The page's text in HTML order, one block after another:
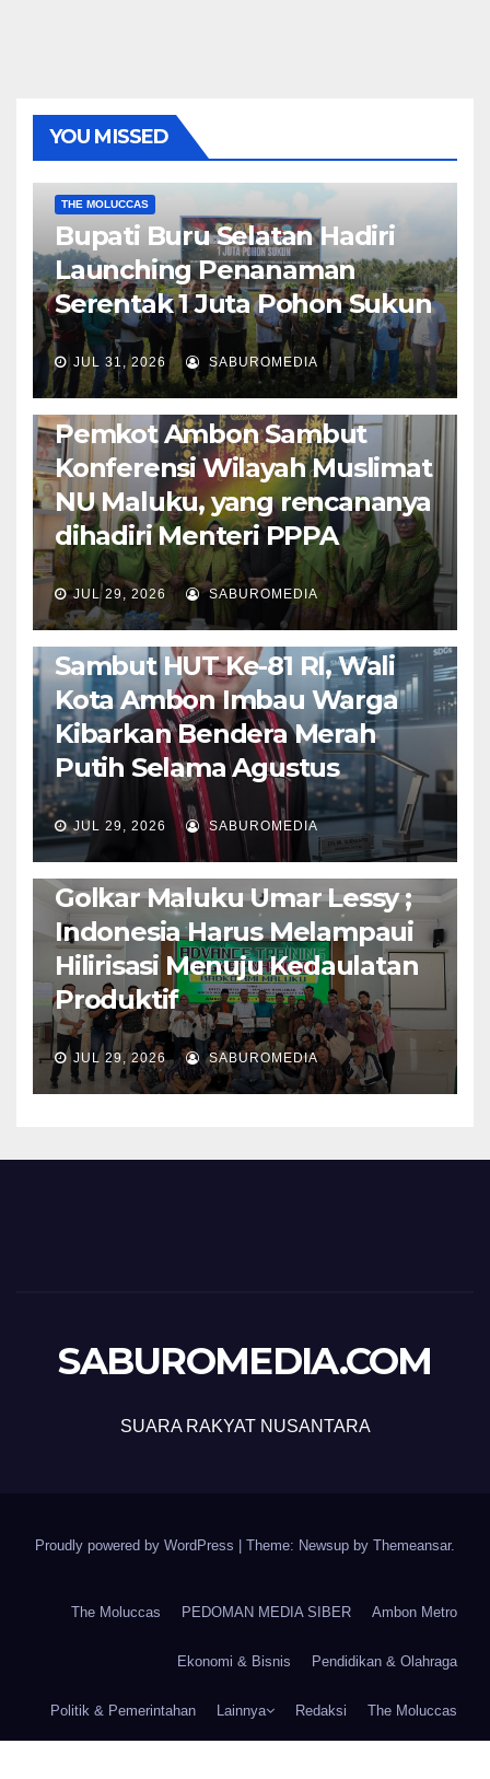
YOU MISSED
THE MOLUCCAS
Bupati Buru Selatan Hadiri
Launching Penanaman
Serentak 1 Juta Pohon Sukun
JUL 31, 2026 SABUROMEDIA
AMBON METRO JURNALISME AKTIVIS
POLITIK & PEMERINTAHAN
Pemkot Ambon Sambut
Konferensi Wilayah Muslimat
NU Maluku, yang rencananya
dihadiri Menteri PPPA
JUL 29, 2026 SABUROMEDIA
AMBON METRO POLITIK & PEMERINTAHAN
Sambut HUT Ke-81 RI, Wali
Kota Ambon Imbau Warga
Kibarkan Bendera Merah
Putih Selama Agustus
JUL 29, 2026 SABUROMEDIA
AMBON METRO JURNALISME AKTIVIS
PENDIDIKAN & OLAHRAGA THE MOLUCCAS
Isi Materi LK-III HMI, Ketua
Golkar Maluku Umar Lessy ;
Indonesia Harus Melampaui
Hilirisasi Menuju Kedaulatan
Produktif
JUL 29, 2026 SABUROMEDIA
SABUROMEDIA.COM
SUARA RAKYAT NUSANTARA
Proudly powered by WordPress Theme: Newsup by Themeansar.
The Moluccas PEDOMAN MEDIA SIBER Ambon Metro
Ekonomi & Bisnis Pendidikan & Olahraga
Politik & Pemerintahan Lainnya Redaksi The Moluccas